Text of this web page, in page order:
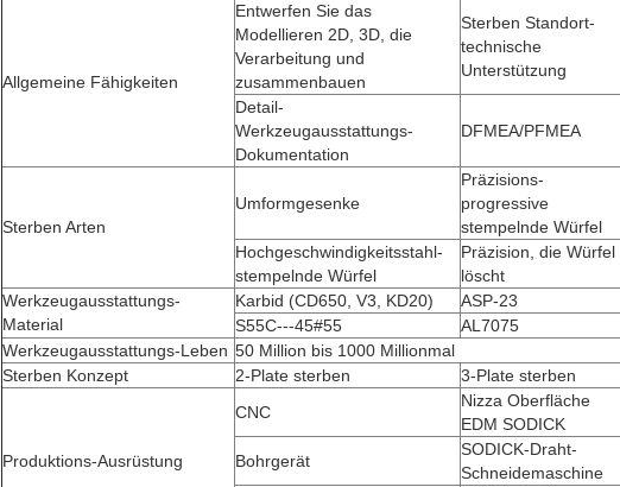
Allgemeine Fähigkeiten
Entwerfen Sie das
Modellieren 2D, 3D, die
Verarbeitung und
zusammenbauen
Sterben Standort-
technische
Unterstützung
Detail-
Werkzeugausstattungs-
Dokumentation
DFMEA/PFMEA
Sterben Arten
Umformgesenke
Präzisions-
progressive
stempelnde Würfel
Hochgeschwindigkeitsstahl-
stempelnde Würfel
Präzision, die Würfel
löscht
Werkzeugausstattungs-
Material
Karbid (CD650, V3, KD20) ASP-23
S55C---45#55
AL7075
Werkzeugausstattungs-Leben 50 Million bis 1000 Millionmal
Sterben Konzept
2-Plate sterben 3-Plate sterben
Produktions-Ausrüstung
CNC
Nizza Oberfläche
EDM SODICK
Bohrgerät
SODICK-Draht-
Schneidemaschine